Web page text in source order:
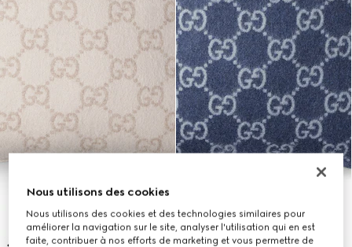
Nous utilisons des cookies
Nous utilisons des cookies et des technologies similaires pour
améliorer la navigation sur le site, analyser l'utilisation qui en est
faite, contribuer à nos efforts de marketing et vous permettre de